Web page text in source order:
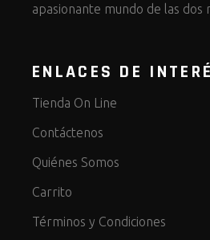
apasionante mundo de las dos
ENLACES DE
Tienda On Line
Contáctenos
Quiénes Somos
Carrito
Términos y Condiciones